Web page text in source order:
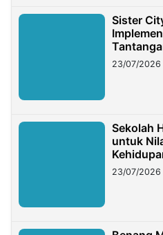
Sister
23/07/
Sekolah
untuk
23/07/2026